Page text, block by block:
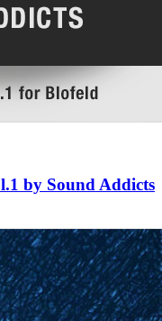
by Sound Addicts